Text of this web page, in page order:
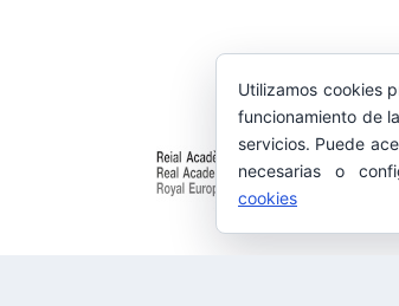
Utilizamos cookies
funcionamiento de
servicios. Puede
necesarias o
cookies